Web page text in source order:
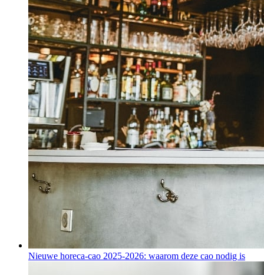
Nieuwe horeca-cao 2025-2026: waarom deze cao nodig is